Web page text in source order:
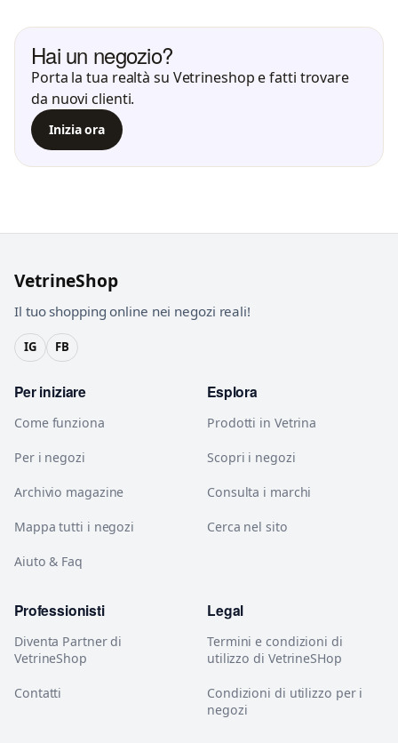
Hai un negozio?
Porta la tua realtà su Vetrineshop e fatti trovare
da nuovi clienti.
Inizia ora
VetrineShop
Il tuo shopping online nei negozi reali!
IG FB
Per iniziare
Come funziona
Per i negozi
Archivio magazine
Mappa tutti i negozi
Aiuto & Faq
Esplora
Prodotti in Vetrina
Scopri i negozi
Consulta i marchi
Cerca nel sito
Professionisti
Diventa Partner di
VetrineShop
Contatti
Legal
Termini e condizioni di
utilizzo di VetrineSHop
Condizioni di utilizzo per i
negozi